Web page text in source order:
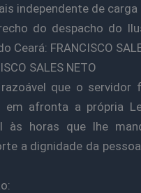
independente de carga
do despacho do
Ceará: FRANCISCO
SALES NETO
que o servidor
em afronta a própria
às horas que lhe
a dignidade da